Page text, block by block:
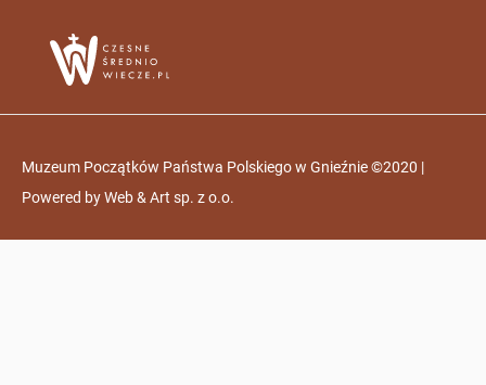
Muzeum Początków Państwa Polskiego w Gnieźnie ©2020 |
Powered byWeb & Art sp. z o.o.